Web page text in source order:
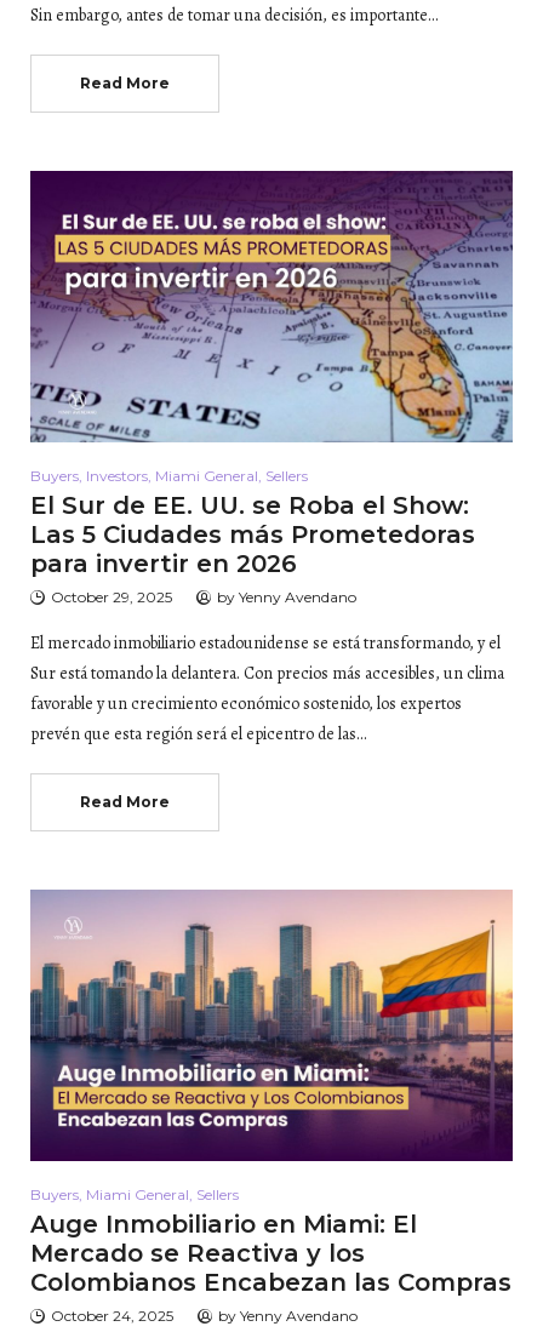
Sin embargo, antes de tomar una decisión, es importante…
Read More
Buyers, Investors, Miami General, Sellers
El Sur de EE. UU. se Roba el Show:
Las 5 Ciudades más Prometedoras
para invertir en 2026
October 29, 2025 by Yenny Avendano
El mercado inmobiliario estadounidense se está transformando, y el
Sur está tomando la delantera. Con precios más accesibles, un clima
favorable y un crecimiento económico sostenido, los expertos
prevén que esta región será el epicentro de las…
Read More
Buyers, Miami General, Sellers
Auge Inmobiliario en Miami: El
Mercado se Reactiva y los
Colombianos Encabezan las Compras
October 24, 2025 by Yenny Avendano